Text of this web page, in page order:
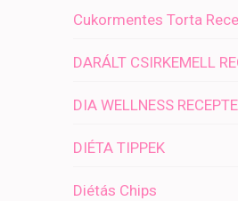
Cukormentes Torta
DARÁLT CSIRKEMELL
DIA WELLNESS
DIÉTA TIPPEK
Diétás Chips